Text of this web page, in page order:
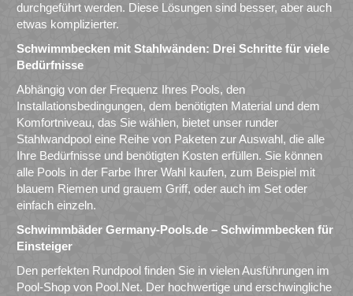
durchgeführt werden. Diese Lösungen sind besser, aber auch
etwas komplizierter.
Schwimmbecken mit Stahlwänden: Drei Schritte für viele
Bedürfnisse
Abhängig von der Frequenz Ihres Pools, den
Installationsbedingungen, dem benötigten Material und dem
Komfortniveau, das Sie wählen, bietet unser runder
Stahlwandpool eine Reihe von Paketen zur Auswahl, die alle
Ihre Bedürfnisse und benötigten Kosten erfüllen. Sie können
alle Pools in der Farbe Ihrer Wahl kaufen, zum Beispiel mit
blauem Riemen und grauem Griff, oder auch im Set oder
einfach einzeln.
Schwimmbäder Germany-Pools.de – Schwimmbecken für
Einsteiger
Den perfekten Rundpool finden Sie in vielen Ausführungen im
Pool-Shop von Pool.Net. Der hochwertige und erschwingliche